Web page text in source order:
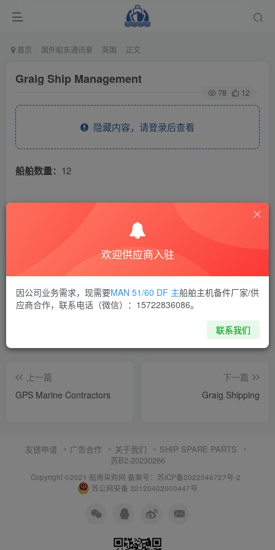
首页 国外船东通讯录 英国 正文
Graig Ship Management
78 12
隐藏内容，请登录后查看
船舶数量： 12
THE END
喜欢就支持一下吧
上一篇
GPS Marine Contractors
下一篇
Graig Shipping
友链申请 广告合作 关于我们
SHIP SPARE PARTS
苏B2-20230266
Copyright ©2021 船用采购网 备案号：苏ICP备2022046727号-2
苏公网安备 32120402000447号
欢迎供应商入驻
因公司业务需求，现需要MAN 51/60 DF 主船舶主机备件厂家/供
应商合作，联系电话（微信）：15722836086。
联系我们